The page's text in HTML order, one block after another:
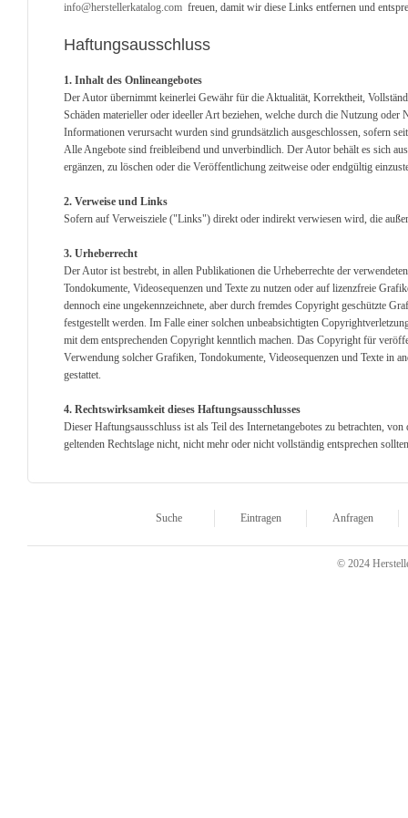
info@herstellerkatalog.com freuen, damit wir diese Links entfernen und
Haftungsausschluss
1. Inhalt des Onlineangebotes
Der Autor übernimmt keinerlei Gewähr für die Aktualität, Korrektheit,
Schäden materieller oder ideeller Art beziehen, welche durch die Nutzung
Informationen verursacht wurden sind grundsätzlich ausgeschlossen, sofern
Alle Angebote sind freibleibend und unverbindlich. Der Autor behält es sich
ergänzen, zu löschen oder die Veröffentlichung zeitweise oder endgültig
2. Verweise und Links
Sofern auf Verweisziele ("Links") direkt oder indirekt verwiesen wird, die
3. Urheberrecht
Der Autor ist bestrebt, in allen Publikationen die Urheberrechte der
Tondokumente, Videosequenzen und Texte zu nutzen oder auf lizenzfreie
dennoch eine ungekennzeichnete, aber durch fremdes Copyright geschützte
festgestellt werden. Im Falle einer solchen unbeabsichtigten
mit dem entsprechenden Copyright kenntlich machen. Das Copyright für
Verwendung solcher Grafiken, Tondokumente, Videosequenzen und Texte in
gestattet.
4. Rechtswirksamkeit dieses Haftungsausschlusses
Dieser Haftungsausschluss ist als Teil des Internetangebotes zu betrachten,
geltenden Rechtslage nicht, nicht mehr oder nicht vollständig entsprechen
Suche Eintragen Anfragen
© 2024